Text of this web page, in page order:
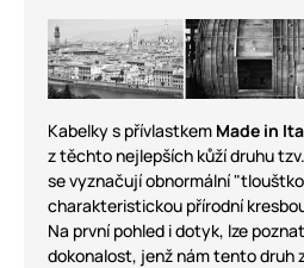
Kabelky s přívlastkem Made in
z těchto nejlepších kůží druhu tzv.
se vyznačují obnormální
charakteristickou přírodní
Na první pohled i dotyk, lze
dokonalost, jenž nám tento druh